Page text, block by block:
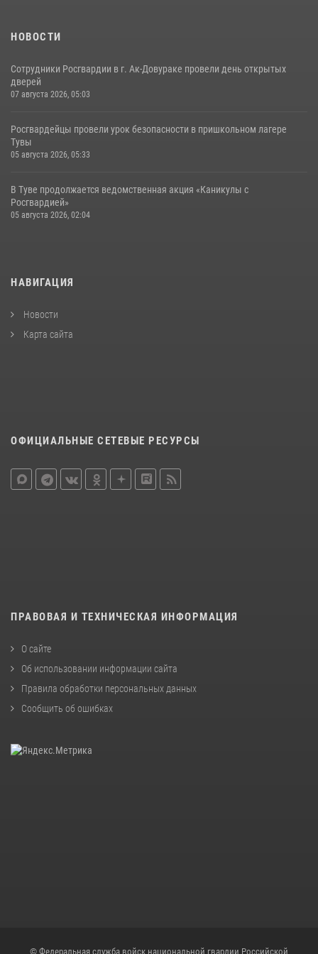
НОВОСТИ
Сотрудники Росгвардии в г. Ак-Довураке провели день открытых
дверей
07 августа 2026, 05:03
Росгвардейцы провели урок безопасности в пришкольном лагере
Тувы
05 августа 2026, 05:33
В Туве продолжается ведомственная акция «Каникулы с
Росгвардией»
05 августа 2026, 02:04
НАВИГАЦИЯ
Новости
Карта сайта
ОФИЦИАЛЬНЫЕ СЕТЕВЫЕ РЕСУРСЫ
ПРАВОВАЯ И ТЕХНИЧЕСКАЯ ИНФОРМАЦИЯ
О сайте
Об использовании информации сайта
Правила обработки персональных данных
Сообщить об ошибках
© Федеральная служба войск национальной гвардии Российской